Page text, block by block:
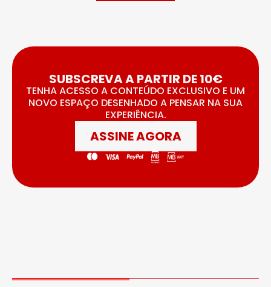
SUBSCREVA A PARTIR DE 10€
TENHA ACESSO A CONTEÚDO EXCLUSIVO E UM
NOVO ESPAÇO DESENHADO A PENSAR NA SUA
EXPERIÊNCIA.
ASSINE AGORA